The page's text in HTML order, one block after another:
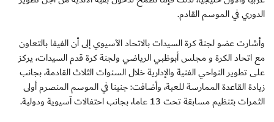
الدوري في الموسم القادم.
وأشارت عضو لجنة كرة السيدات بالاتحاد الآسيوي إلى أن الفيفا بالتعاون
مع اتحاد الكرة و مجلس أبوظبي الرياضي ولجنة كرة قدم السيدات، يركز
على تطوير النواحي الفنية والإدارية خلال السنوات الثلاث القادمة، بجانب
زيادة القاعدة الممارسة للعبة، وأضافت: جنينا في الموسم المنصرم أولى
الثمرات بتنظيم مسابقة تحت 13 عاما، بجانب احتفالات آسيوية ودولية.